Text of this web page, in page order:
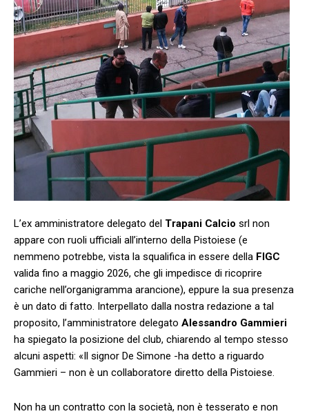
L’ex amministratore delegato del Trapani Calcio srl non
appare con ruoli ufficiali all’interno della Pistoiese (e
nemmeno potrebbe, vista la squalifica in essere della FIGC
valida fino a maggio 2026, che gli impedisce di ricoprire
cariche nell’organigramma arancione), eppure la sua presenza
è un dato di fatto. Interpellato dalla nostra redazione a tal
proposito, l’amministratore delegato Alessandro Gammieri
ha spiegato la posizione del club, chiarendo al tempo stesso
alcuni aspetti: «Il signor De Simone -ha detto a riguardo
Gammieri – non è un collaboratore diretto della Pistoiese.
Non ha un contratto con la società, non è tesserato e non